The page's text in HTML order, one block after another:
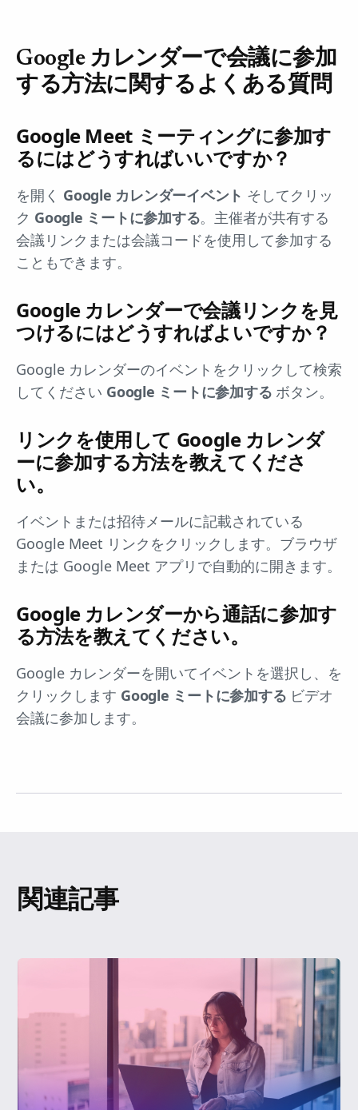
Google カレンダーで会議に参加
する方法に関するよくある質問
Google Meet ミーティングに参加す
るにはどうすればいいですか？
を開く Google カレンダーイベント そしてクリッ
ク Google ミートに参加する。主催者が共有する
会議リンクまたは会議コードを使用して参加する
こともできます。
Google カレンダーで会議リンクを見
つけるにはどうすればよいですか？
Google カレンダーのイベントをクリックして検索
してください Google ミートに参加する ボタン。
リンクを使用して Google カレンダ
ーに参加する方法を教えてくださ
い。
イベントまたは招待メールに記載されている
Google Meet リンクをクリックします。ブラウザ
または Google Meet アプリで自動的に開きます。
Google カレンダーから通話に参加す
る方法を教えてください。
Google カレンダーを開いてイベントを選択し、を
クリックします Google ミートに参加する ビデオ
会議に参加します。
関連記事